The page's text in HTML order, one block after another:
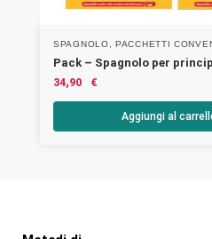
SPAGNOLO,PACCHETTI
Pack – Spagnolo per
34,90 €
Aggiungi al